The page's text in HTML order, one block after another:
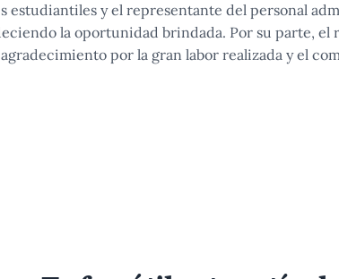
estudiantiles y el representante del personal
la oportunidad brindada. Por su parte, el
por la gran labor realizada y el